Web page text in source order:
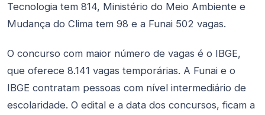
Tecnologia tem 814, Ministério do Meio Ambiente e
Mudança do Clima tem 98 e a Funai 502 vagas.
O concurso com maior número de vagas é o IBGE,
que oferece 8.141 vagas temporárias. A Funai e o
IBGE contratam pessoas com nível intermediário de
escolaridade. O edital e a data dos concursos, ficam a